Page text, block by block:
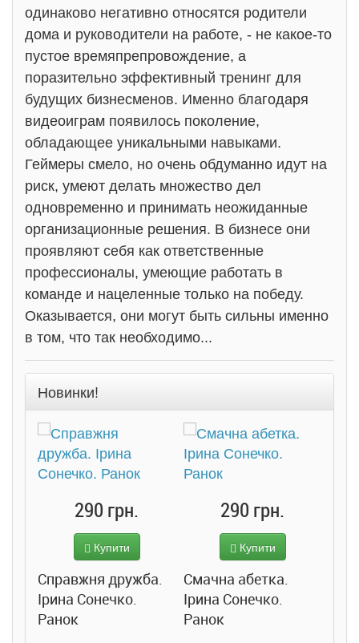
одинаково негативно относятся родители
дома и руководители на работе, - не какое-то
пустое времяпрепровождение, а
поразительно эффективный тренинг для
будущих бизнесменов. Именно благодаря
видеоиграм появилось поколение,
обладающее уникальными навыками.
Геймеры смело, но очень обдуманно идут на
риск, умеют делать множество дел
одновременно и принимать неожиданные
организационные решения. В бизнесе они
проявляют себя как ответственные
профессионалы, умеющие работать в
команде и нацеленные только на победу.
Оказывается, они могут быть сильны именно
в том, что так необходимо...
Новинки!
290 грн.
Купити
Справжня дружба.
Ірина Сонечко.
Ранок
290 грн.
Купити
Смачна абетка.
Ірина Сонечко.
Ранок